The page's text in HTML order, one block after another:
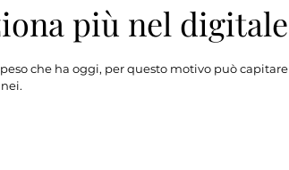
più nel digitale
che ha oggi, per questo motivo può capitare